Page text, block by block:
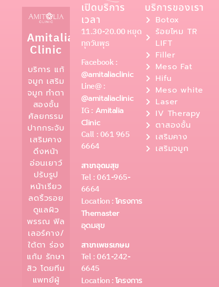
Amitalia
Clinic
บริการ แก้
จมูก เสริม
จมูก ทำตา
สองชั้น
ศัลยกรรม
ปากกระจับ
เสริมคาง
ดึงหน้า
อ่อนเยาว์
ปรับรูป
หน้าเรียว
ลดริ้วรอย
ดูแลผิว
พรรณ ฟิล
เลอร์คาง/
ใต้ตา ร่อง
แก้ม รักษา
สิว โดยทีม
แพทย์ผู้
เปิดบริการ
เวลา
11.30-20.00 หยุด
ทุกวันพุธ
Facebook :
@amitaliaclinic
Line@ :
@amitaliaclinic
IG : Amitalia
Clinic
Call : 061 965
6664
สาขาอุดมสุข
Tel : 061-965-
6664
Location :โครงการ
Themaster
อุดมสุข
สาขาเพชรเกษม
Tel : 061-242-
6645
Location :โครงการ
บริการของเรา
Botox
ร้อยไหม TR
LIFT
Filler
Meso Fat
Hifu
Meso white
Laser
IV Therapy
ตาสองชั้น
เสริมคาง
เสริมจมูก